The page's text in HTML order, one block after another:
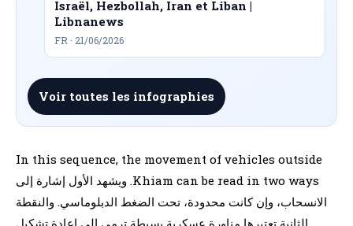
Israël, Hezbollah, Iran et Liban |
Libnanews
FR · 21/06/2026
Voir toutes les infographies
In this sequence, the movement of vehicles outside
Khiam can be read in two ways. ويشهد الأول إشارة إلى
الانسحاب، وإن كانت محدودة، تحت الضغط الدبلوماسي. والنقطة
الثانية تعتبرها مناورة عسكرية بسيطة ترمي إلى إعادة تشكيل